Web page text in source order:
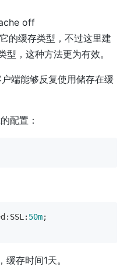
off
的缓存类型，不过这里建
，这种方法更为有效。
端能够反复使用储存在缓
配置：
50m
存时间1天。